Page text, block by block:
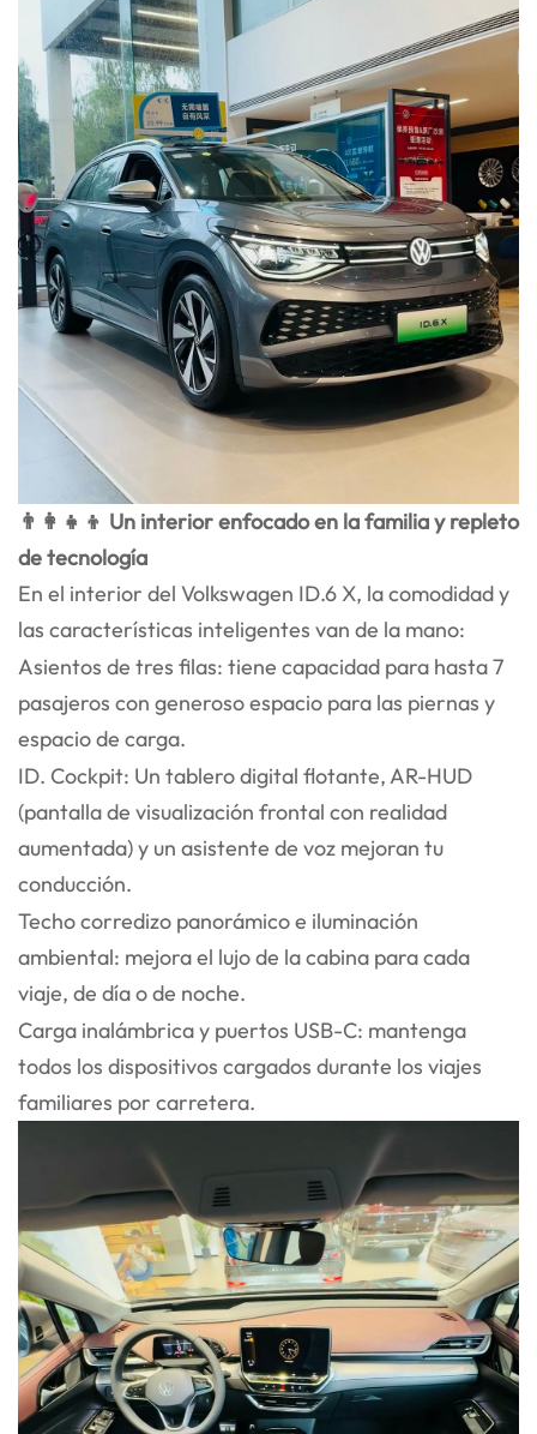
👨‍👩‍👧‍👦 Un interior enfocado en la familia y repleto
de tecnología
En el interior del Volkswagen ID.6 X, la comodidad y
las características inteligentes van de la mano:
Asientos de tres filas: tiene capacidad para hasta 7
pasajeros con generoso espacio para las piernas y
espacio de carga.
ID. Cockpit: Un tablero digital flotante, AR-HUD
(pantalla de visualización frontal con realidad
aumentada) y un asistente de voz mejoran tu
conducción.
Techo corredizo panorámico e iluminación
ambiental: mejora el lujo de la cabina para cada
viaje, de día o de noche.
Carga inalámbrica y puertos USB-C: mantenga
todos los dispositivos cargados durante los viajes
familiares por carretera.